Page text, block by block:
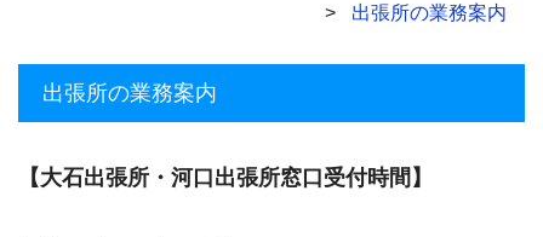
出張所の業務案内
出張所の業務案内
【大石出張所・河口出張所窓口受付時間】